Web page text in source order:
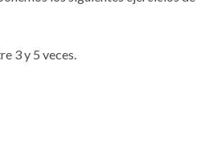
3 y 5 veces.